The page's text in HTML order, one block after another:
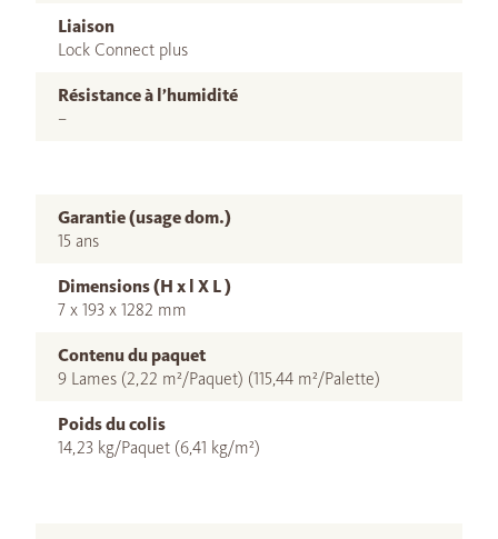
Liaison
Lock Connect plus
Résistance à l’humidité
–
Garantie (usage dom.)
15 ans
Dimensions (H x l X L )
7 x 193 x 1282 mm
Contenu du paquet
9 Lames (2,22 m²/Paquet) (115,44 m²/Palette)
Poids du colis
14,23 kg/Paquet (6,41 kg/m²)